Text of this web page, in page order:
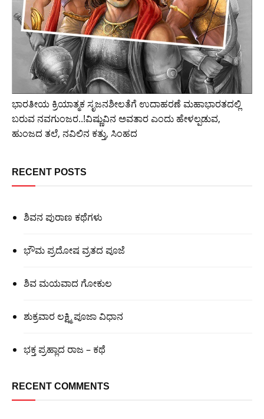
ಭಾರತೀಯ ಕ್ರಿಯಾತ್ಮಕ ಸೃಜನಶೀಲತೆಗೆ ಉದಾಹರಣೆ ಮಹಾಭಾರತದಲ್ಲಿ
ಬರುವ ನವಗುಂಜರ..!ವಿಷ್ಣುವಿನ ಅವತಾರ ಎಂದು ಹೇಳಲ್ಪಡುವ,
ಹುಂಜದ ತಲೆ,‌ ನವಿಲಿನ ಕತ್ತು, ಸಿಂಹದ
RECENT POSTS
ಶಿವನ ಪುರಾಣ ಕಥೆಗಳು
ಭೌಮ ಪ್ರದೋಷ ವ್ರತದ ಪೂಜೆ
ಶಿವ ಮಯವಾದ ಗೋಕುಲ
ಶುಕ್ರವಾರ ಲಕ್ಷ್ಮಿ ಪೂಜಾ ವಿಧಾನ
ಭಕ್ತ ಪ್ರಹ್ಲಾದ ರಾಜ – ಕಥೆ
RECENT COMMENTS